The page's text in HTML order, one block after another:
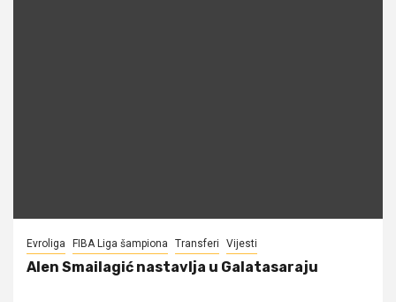
Evroliga FIBA Liga šampiona Transferi Vijesti
Alen Smailagić nastavlja u Galatasaraju